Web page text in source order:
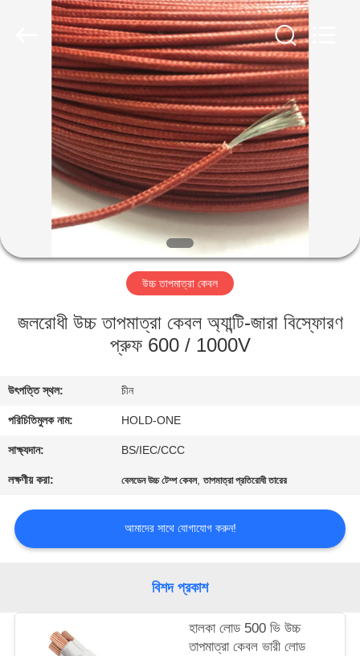
আমাদের
সম্পর্কে
কারখানা
মান
নিয়ন্ত্রণ
যোগাযোগ
করুন
খবর
উচ্চ তাপমাত্রা কেবল
জলরোধী উচ্চ তাপমাত্রা কেবল অ্যান্টি-জারা বিস্ফোরণ
প্রুফ 600 / 1000V
উৎপত্তি স্থল: চীন
পরিচিতিমুলক নাম: HOLD-ONE
সাক্ষ্যদান: BS/IEC/CCC
লক্ষণীয় করা: বেলডেন উচ্চ টেম্প কেবল,তাপমাত্রা প্রতিরোধী তারের
আমাদের সাথে যোগাযোগ করুন!
বিশদ প্রকাশ
হালকা লোড 500 ভি উচ্চ
তাপমাত্রা কেবল ভারী লোড